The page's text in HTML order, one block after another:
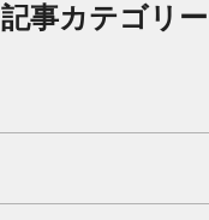
記事カテゴリー